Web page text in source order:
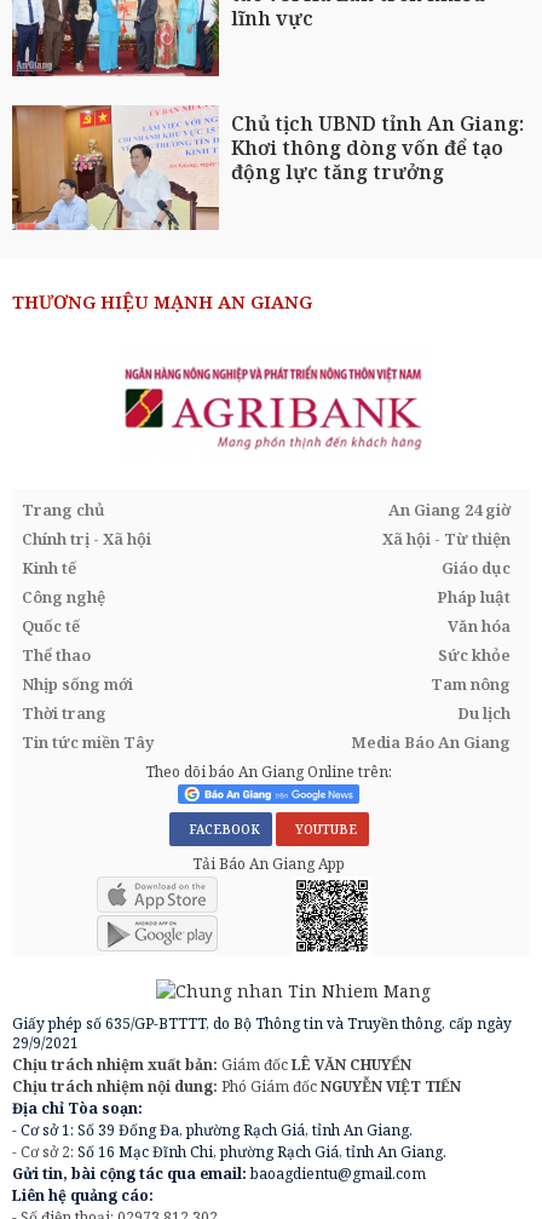
lĩnh vực
Chủ tịch UBND tỉnh An Giang:
Khơi thông dòng vốn để tạo
động lực tăng trưởng
THƯƠNG HIỆU MẠNH AN GIANG
Trang chủ
An Giang 24 giờ
Chính trị - Xã hội
Xã hội - Từ thiện
Kinh tế
Giáo dục
Công nghệ
Pháp luật
Quốc tế
Văn hóa
Thể thao
Sức khỏe
Nhịp sống mới
Tam nông
Thời trang
Du lịch
Tin tức miền Tây
Media Báo An Giang
Theo dõi báo An Giang Online trên:
FACEBOOK YOUTUBE
Tải Báo An Giang App
Giấy phép số 635/GP-BTTTT, do Bộ Thông tin và Truyền thông, cấp ngày
29/9/2021
Chịu trách nhiệm xuất bản: Giám đốcLÊ VĂN CHUYỂN
Chịu trách nhiệm nội dung: Phó Giám đốcNGUYỄN VIỆT TIẾN
Địa chỉ Tòa soạn:
- Cơ sở 1: Số 39 Đống Đa, phường Rạch Giá, tỉnh An Giang.
- Cơ sở 2: Số 16 Mạc Đĩnh Chi, phường Rạch Giá, tỉnh An Giang.
Gửi tin, bài cộng tác qua email:baoagdientu@gmail.com
Liên hệ quảng cáo: